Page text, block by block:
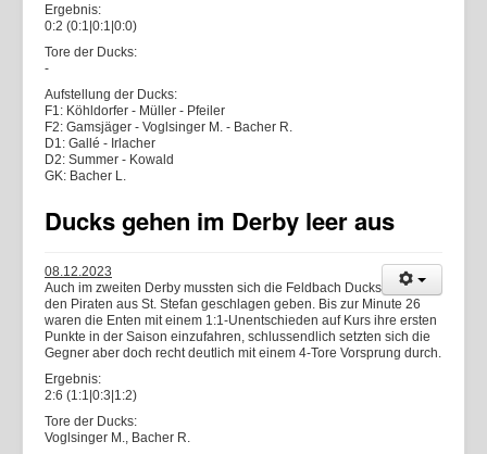
Ergebnis:
0:2 (0:1|0:1|0:0)
Tore der Ducks:
-
Aufstellung der Ducks:
F1: Köhldorfer - Müller - Pfeiler
F2: Gamsjäger - Voglsinger M. - Bacher R.
D1: Gallé - Irlacher
D2: Summer - Kowald
GK: Bacher L.
Ducks gehen im Derby leer aus
08.12.2023
Auch im zweiten Derby mussten sich die Feldbach Ducks
den Piraten aus St. Stefan geschlagen geben. Bis zur Minute 26
waren die Enten mit einem 1:1-Unentschieden auf Kurs ihre ersten
Punkte in der Saison einzufahren, schlussendlich setzten sich die
Gegner aber doch recht deutlich mit einem 4-Tore Vorsprung durch.
Ergebnis:
2:6 (1:1|0:3|1:2)
Tore der Ducks:
Voglsinger M., Bacher R.